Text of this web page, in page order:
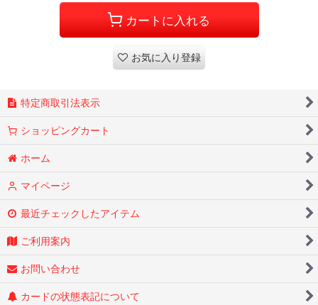
カートに入れる
お気に入り登録
特定商取引法表示
ショッピングカート
ホーム
マイページ
最近チェックしたアイテム
ご利用案内
お問い合わせ
カードの状態表記について